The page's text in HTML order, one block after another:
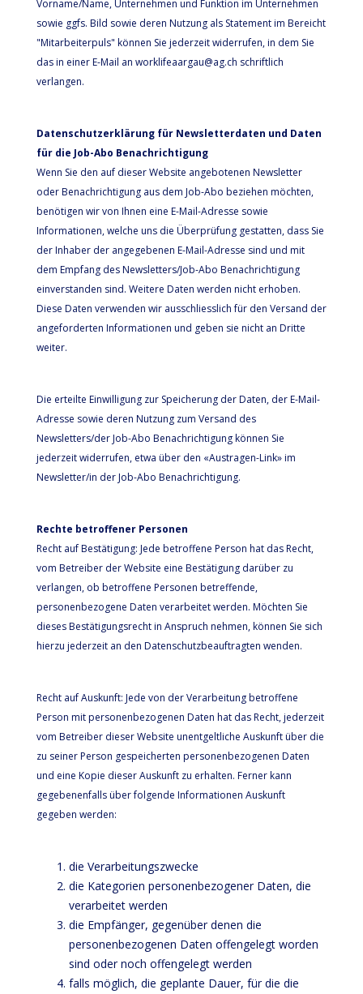
Vorname/Name, Unternehmen und Funktion im Unternehmen
sowie ggfs. Bild sowie deren Nutzung als Statement im Bereicht
"Mitarbeiterpuls" können Sie jederzeit widerrufen, in dem Sie
das in einer E-Mail an worklifeaargau@ag.ch schriftlich
verlangen.
Datenschutzerklärung für Newsletterdaten und Daten
für die Job-Abo Benachrichtigung
Wenn Sie den auf dieser Website angebotenen Newsletter
oder Benachrichtigung aus dem Job-Abo beziehen möchten,
benötigen wir von Ihnen eine E-Mail-Adresse sowie
Informationen, welche uns die Überprüfung gestatten, dass Sie
der Inhaber der angegebenen E-Mail-Adresse sind und mit
dem Empfang des Newsletters/Job-Abo Benachrichtigung
einverstanden sind. Weitere Daten werden nicht erhoben.
Diese Daten verwenden wir ausschliesslich für den Versand der
angeforderten Informationen und geben sie nicht an Dritte
weiter.
Die erteilte Einwilligung zur Speicherung der Daten, der E-Mail-
Adresse sowie deren Nutzung zum Versand des
Newsletters/der Job-Abo Benachrichtigung können Sie
jederzeit widerrufen, etwa über den «Austragen-Link» im
Newsletter/in der Job-Abo Benachrichtigung.
Rechte betroffener Personen
Recht auf Bestätigung: Jede betroffene Person hat das Recht,
vom Betreiber der Website eine Bestätigung darüber zu
verlangen, ob betroffene Personen betreffende,
personenbezogene Daten verarbeitet werden. Möchten Sie
dieses Bestätigungsrecht in Anspruch nehmen, können Sie sich
hierzu jederzeit an den Datenschutzbeauftragten wenden.
Recht auf Auskunft: Jede von der Verarbeitung betroffene
Person mit personenbezogenen Daten hat das Recht, jederzeit
vom Betreiber dieser Website unentgeltliche Auskunft über die
zu seiner Person gespeicherten personenbezogenen Daten
und eine Kopie dieser Auskunft zu erhalten. Ferner kann
gegebenenfalls über folgende Informationen Auskunft
gegeben werden:
die Verarbeitungszwecke
die Kategorien personenbezogener Daten, die
verarbeitet werden
die Empfänger, gegenüber denen die
personenbezogenen Daten offengelegt worden
sind oder noch offengelegt werden
falls möglich, die geplante Dauer, für die die